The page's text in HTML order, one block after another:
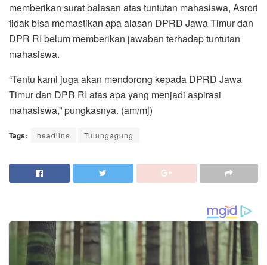
memberikan surat balasan atas tuntutan mahasiswa, Asrori
tidak bisa memastikan apa alasan DPRD Jawa Timur dan
DPR RI belum memberikan jawaban terhadap tuntutan
mahasiswa.
“Tentu kami juga akan mendorong kepada DPRD Jawa
Timur dan DPR RI atas apa yang menjadi aspirasi
mahasiswa,” pungkasnya. (am/mj)
Tags: headline Tulungagung